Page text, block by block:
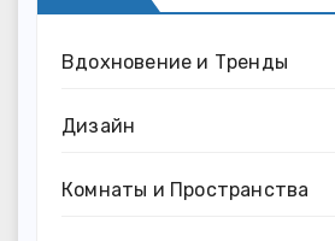
Вдохновение и Тренды
Дизайн
Комнаты и Пространства